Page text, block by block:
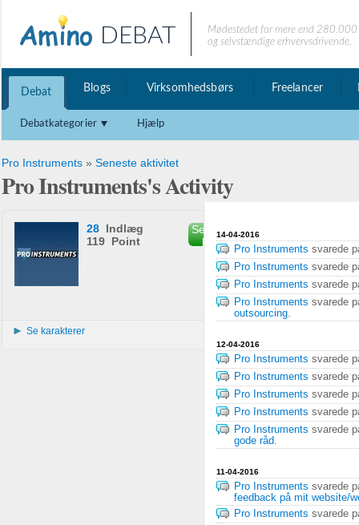
DEBAT
Mødestedet for mere end
og selvstændige erhvervsdrivende.
Debat Blogs Virksomhedsbørs Freelancer
Debatkategorier Hjælp
Pro Instruments » Seneste aktivitet
Pro Instruments's Activity
28 Indlæg
119 Point
Send privat
besked
Se karakterer
14-04-2016
Pro Instruments svarede
Pro Instruments svarede
Pro Instruments svarede
Pro Instruments svarede
outsourcing.
12-04-2016
Pro Instruments svarede
Pro Instruments svarede
Pro Instruments svarede
Pro Instruments svarede
Pro Instruments svarede
gode råd.
11-04-2016
Pro Instruments svarede
feedback på mit website/
Pro Instruments svarede